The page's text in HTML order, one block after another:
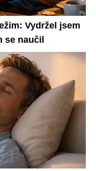
Vydržel jsem
se naučil